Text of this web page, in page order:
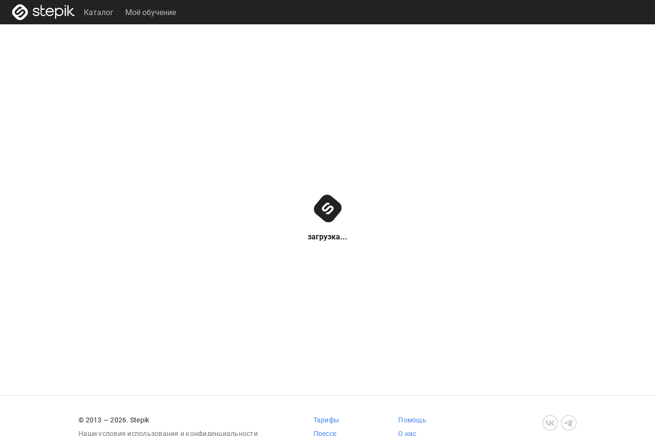
Каталог Моё обучение
загрузка...
© 2013 — 2026. Stepik
Наши условия использования и конфиденциальности
Тарифы
Прессе
Помощь
О нас